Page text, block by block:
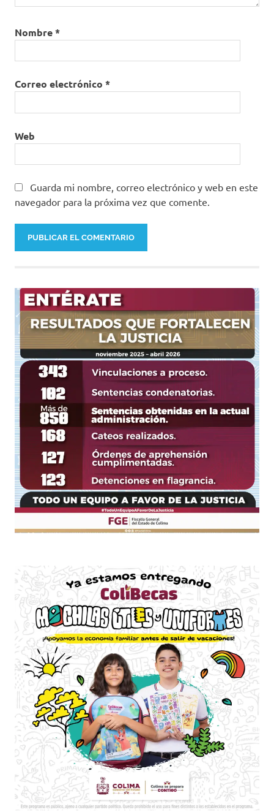
Nombre*
Correo electrónico *
Web
Guarda mi nombre, correo electrónico y web en este
navegador para la próxima vez que comente.